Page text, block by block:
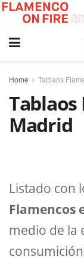
Home Tablaos
Tablaos
Madrid
Listado con
Flamencos
medio de la